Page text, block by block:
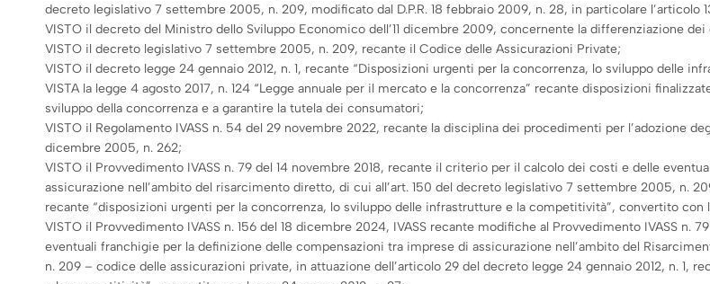
decreto legislativo 7 settembre 2005, n. 209, modificato dal D.P.R. 18 febbraio 2009, n. 28, in particolare
VISTO il decreto del Ministro dello Sviluppo Economico dell’11 dicembre 2009, concernente la differenziazione
VISTO il decreto legislativo 7 settembre 2005, n. 209, recante il Codice delle Assicurazioni Private;
VISTO il decreto legge 24 gennaio 2012, n. 1, recante “Disposizioni urgenti per la concorrenza, lo sviluppo delle
VISTA la legge 4 agosto 2017, n. 124 “Legge annuale per il mercato e la concorrenza” recante disposizioni
sviluppo della concorrenza e a garantire la tutela dei consumatori;
VISTO il Regolamento IVASS n. 54 del 29 novembre 2022, recante la disciplina dei procedimenti per l’adozione
dicembre 2005, n. 262;
VISTO il Provvedimento IVASS n. 79 del 14 novembre 2018, recante il criterio per il calcolo dei costi e delle
assicurazione nell’ambito del risarcimento diretto, di cui all’art. 150 del decreto legislativo 7 settembre 2005, n.
recante “disposizioni urgenti per la concorrenza, lo sviluppo delle infrastrutture e la competitività”, convertito con
VISTO il Provvedimento IVASS n. 156 del 18 dicembre 2024, IVASS recante modifiche al Provvedimento IVASS
eventuali franchigie per la definizione delle compensazioni tra imprese di assicurazione nell’ambito del
n. 209 – codice delle assicurazioni private, in attuazione dell’articolo 29 del decreto legge 24 gennaio 2012, n. 1,